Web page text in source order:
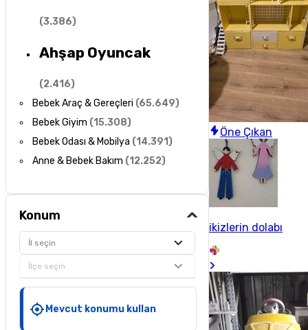
(3.386)
Ahşap Oyuncak
(2.416)
Bebek Araç & Gereçleri (65.649)
Bebek Giyim (15.308)
Bebek Odası & Mobilya (14.391)
Anne & Bebek Bakım (12.252)
Konum
İl seçin
İlçe seçin
Mevcut konumu kullan
Öne Çıkan
ikizlerin dolabı